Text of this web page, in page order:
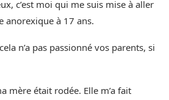
c’est moi qui me suis mise à aller
anorexique à 17 ans.
n’a pas passionné vos parents, si
mère était rodée. Elle m’a fait